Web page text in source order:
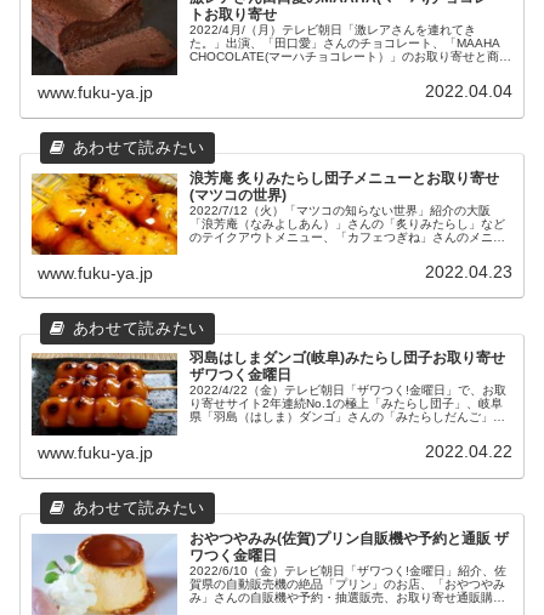
トお取り寄せ
2022/4月/（月）テレビ朝日「激レアさんを連れてき
た。」出演、「田口愛」さんのチョコレート、「MAAHA
CHOCOLATE(マーハチョコレート）」のお取り寄せと商品
www.fuku-ya.jp 2022.04.04
浪芳庵 炙りみたらし団子メニューとお取り寄せ
(マツコの世界)
2022/7/12（火）「マツコの知らない世界」紹介の大阪
「浪芳庵（なみよしあん）」さんの「炙りみたらし」など
のテイクアウトメニュー、「カフェつぎね」さんのメニュ
www.fuku-ya.jp 2022.04.23
羽島はしまダンゴ(岐阜)みたらし団子お取り寄せ
ザワつく金曜日
2022/4/22（金）テレビ朝日「ザワつく!金曜日」で、お取
り寄せサイト2年連続No.1の極上「みたらし団子」、岐阜
県「羽島（はしま）ダンゴ」さんの「みたらしだんご」の
www.fuku-ya.jp 2022.04.22
おやつやみみ(佐賀)プリン自販機や予約と通販 ザ
ワつく金曜日
2022/6/10（金）テレビ朝日「ザワつく!金曜日」紹介、佐
賀県の自動販売機の絶品「プリン」のお店、「おやつやみ
み」さんの自販機や予約・抽選販売、お取り寄せ通販購入